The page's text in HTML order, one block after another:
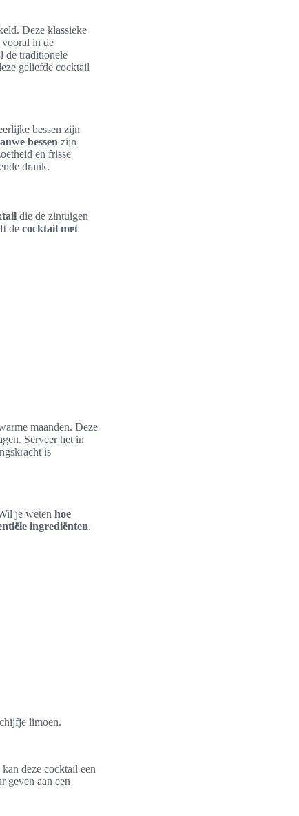
Deze klassieke
in de
de traditionele
geliefde cocktail
bessen zijn
bessen zijn
en frisse
drank.
die de zintuigen
de cocktail met
maanden. Deze
Serveer het in
is
je weten hoe
ingrediënten.
limoen.
deze cocktail een
geven aan een